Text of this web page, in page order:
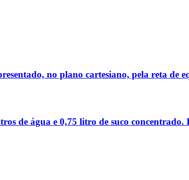
no plano cartesiano, pela reta de
de água e 0,75 litro de suco